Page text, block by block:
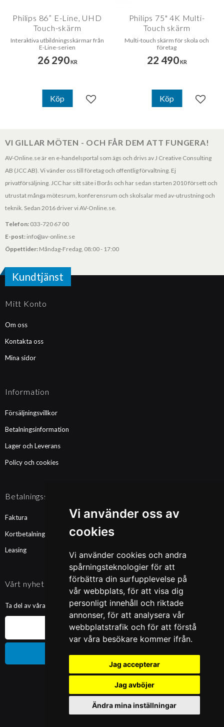
Vi använder oss av
cookies
Vi använder cookies och andra
spårningsteknologier för att
förbättra din surfupplevelse på
vår webbplats, för att visa dig
personligt innehåll och riktade
annonser, för att analysera vår
webbplatstrafik och för att förstå
var våra besökare kommer ifrån.
Jag accepterar
Jag avböjer
Ändra mina inställningar
Philips 86” E-Line, UHD
Touch-skärm
Interaktiva utbildningsskärmar från
E-Line-serien
26 290KR
Lägg till i favoriter
Köp
Philips 75" 4K Multi-
Touch skärm
Multi-touch skärm för skola och
företag
22 490KR
Lägg
Köp
VI GILLAR MÖTEN - OCH FÅR DEM ATT FUNGERA!
AV-Online.se är en e-handelsportal som ägs och drivs av J Creative Consulting
AB (JCC AB). Vi vänder oss till företag och offentlig förvaltning. Ej
privatförsäljning. JCC har sitt säte i Borås och har sedan starten 2010 försett och
utrustat många mötesrum, konferensrum och skolsalar med av-utrustning och
teknik. Sedan 2016 driver vi AV-Online.se.
Telefon: 033-720 67 00
E-post: info@av-online.se
Öppettider: Måndag-Fredag, 08:00 - 17:00
Kundtjänst
Mitt Konto
Om oss
Kontakta oss
Mina sidor
Information
Försäljningsvillkor
Betalningsinformation
Lager och Leverans
Policy och cookies
Betalningssätt
Faktura
Kortbetalning
Leasing
Vårt nyhetsbrev
Ta del av våra nyheter och kampanjer. Fyll i din mailadress nedan!
Prenumerera